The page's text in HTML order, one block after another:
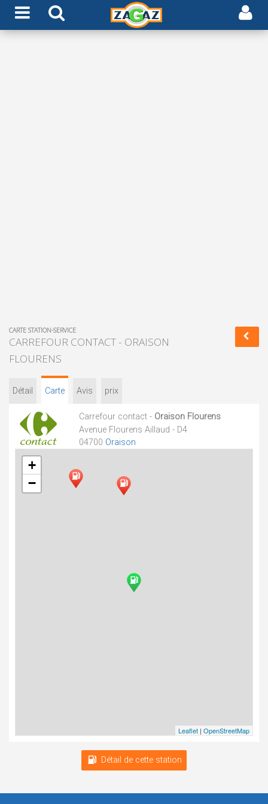
CARTE STATION-SERVICE
CARREFOUR CONTACT - ORAISON
FLOURENS
Détail Carte Avis prix
Carrefour contact - Oraison Flourens
Avenue Flourens Aillaud - D4
04700 Oraison
+
−
Leaflet | OpenStreetMap
Détail de cette station